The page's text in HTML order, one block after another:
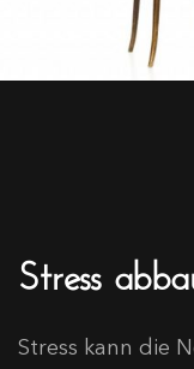
Stress
Stress kann die